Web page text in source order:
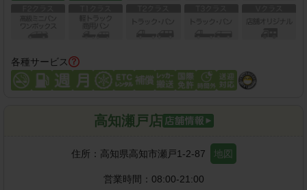
各種サービス
高知瀬戸店
住所： 高知県高知市瀬戸1-2-87 地図
営業時間： 08:00-21:00